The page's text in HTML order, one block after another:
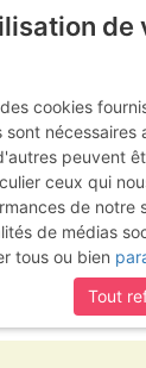
:
Hautes-
de
cookies
sont nécessaires
peuvent
ceux qui
de notre
de médias
tous ou bien
Tout